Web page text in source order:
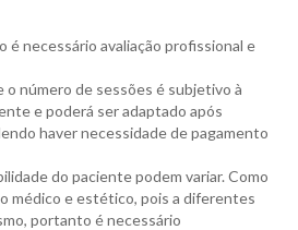
é necessário avaliação profissional e
número de sessões é subjetivo à
e poderá ser adaptado após
haver necessidade de pagamento
do paciente podem variar. Como
médico e estético, pois a diferentes
portanto é necessário